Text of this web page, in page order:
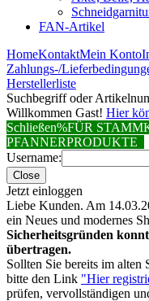
FAN-Artikel
HomeKontaktMein Konto
Zahlungs-/
Herstellerliste
Suchbegriff oder
Willkommen Gast! Hier
Schließen%FÜR
PFANNERPRODUKTE
Username:
Close
Jetzt einloggen
Liebe Kunden. Am
ein Neues und modernes
Sicherheitsgründen
übertragen.
Sollten Sie bereits im alten
bitte den Link "Hier
prüfen, vervollständigen